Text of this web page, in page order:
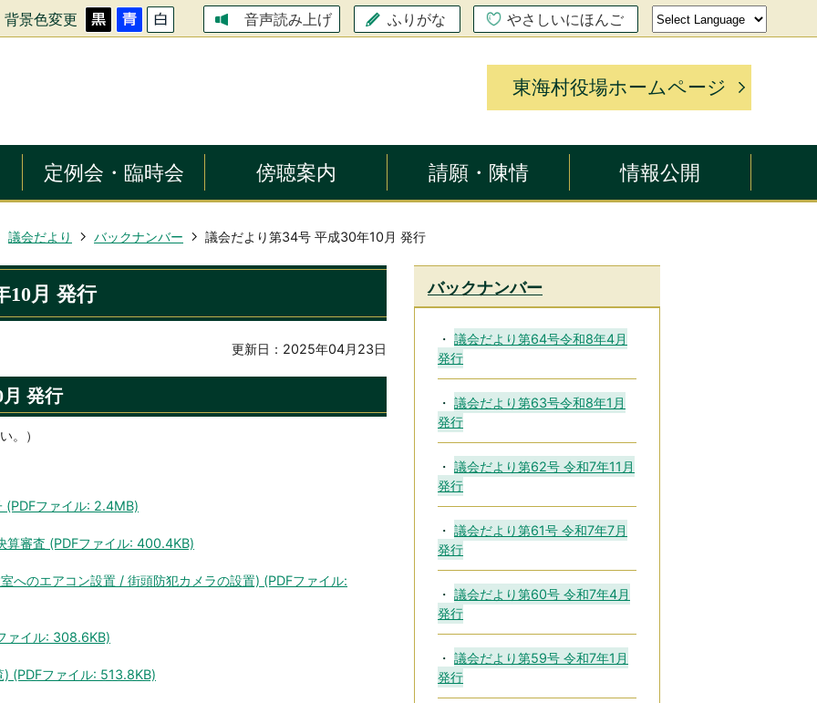
背景色変更 音声読み上げ ふりがな やさしいにほんご
東海村役場ホームページ
定例会・臨時会 傍聴案内 請願・陳情 情報公開
議会だより バックナンバー 議会だより第34号 平成30年10月 発行
10月 発行
更新日：2025年04月23日
発行
。）
(PDFファイル: 2.4MB)
審査 (PDFファイル: 400.4KB)
へのエアコン設置 / 街頭防犯カメラの設置) (PDFファイル:
ァイル: 308.6KB)
(PDFファイル: 513.8KB)
バックナンバー
議会だより第64号令和8年4月
発行
議会だより第63号令和8年1月
発行
議会だより第62号 令和7年11月
発行
議会だより第61号 令和7年7月
発行
議会だより第60号 令和7年4月
発行
議会だより第59号 令和7年1月
発行